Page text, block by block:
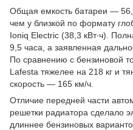
Общая емкость батареи —
чем у близкой по формату
Ioniq Electric (38,3 кВт∙ч).
9,5 часа, а заявленная
По сравнению с бензиновой
Lafesta тяжелее на 218 кг и
скорость — 165 км/ч.
Отличие передней части
решетки радиатора сделало
длиннее бензиновых